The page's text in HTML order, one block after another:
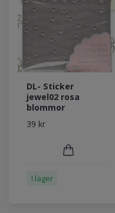
DL- Sticker
jewel02 rosa
blommor
39 kr
I lager